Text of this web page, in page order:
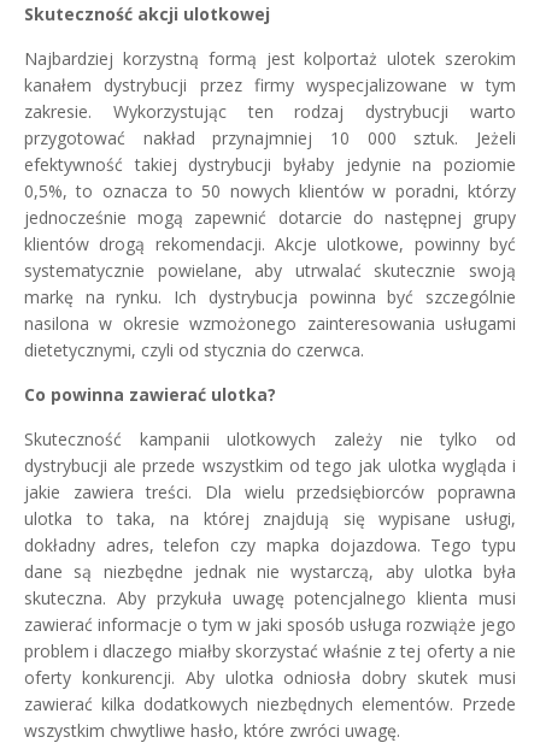
Skuteczność akcji ulotkowej
Najbardziej korzystną formą jest kolportaż ulotek szerokim
kanałem dystrybucji przez firmy wyspecjalizowane w tym
zakresie. Wykorzystując ten rodzaj dystrybucji warto
przygotować nakład przynajmniej 10 000 sztuk. Jeżeli
efektywność takiej dystrybucji byłaby jedynie na poziomie
0,5%, to oznacza to 50 nowych klientów w poradni, którzy
jednocześnie mogą zapewnić dotarcie do następnej grupy
klientów drogą rekomendacji. Akcje ulotkowe, powinny być
systematycznie powielane, aby utrwalać skutecznie swoją
markę na rynku. Ich dystrybucja powinna być szczególnie
nasilona w okresie wzmożonego zainteresowania usługami
dietetycznymi, czyli od stycznia do czerwca.
Co powinna zawierać ulotka?
Skuteczność kampanii ulotkowych zależy nie tylko od
dystrybucji ale przede wszystkim od tego jak ulotka wygląda i
jakie zawiera treści. Dla wielu przedsiębiorców poprawna
ulotka to taka, na której znajdują się wypisane usługi,
dokładny adres, telefon czy mapka dojazdowa. Tego typu
dane są niezbędne jednak nie wystarczą, aby ulotka była
skuteczna. Aby przykuła uwagę potencjalnego klienta musi
zawierać informacje o tym w jaki sposób usługa rozwiąże jego
problem i dlaczego miałby skorzystać właśnie z tej oferty a nie
oferty konkurencji. Aby ulotka odniosła dobry skutek musi
zawierać kilka dodatkowych niezbędnych elementów. Przede
wszystkim chwytliwe hasło, które zwróci uwagę.